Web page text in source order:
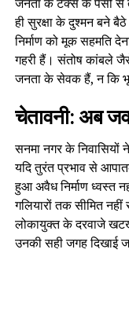
ही सुरक्षा के दुश्मन बने
निर्माण को मूक सहमति
गहरी हैं। संतोष कांबले
जनता के सेवक हैं, न कि
चेतावनी: अब
सनमा नगर के निवासियों
यदि तुरंत प्रभाव से
हुआ अवैध निर्माण ध्वस्त
गलियारों तक सीमित
लोकायुक्त के दरवाजे
उनकी सही जगह दिखाई